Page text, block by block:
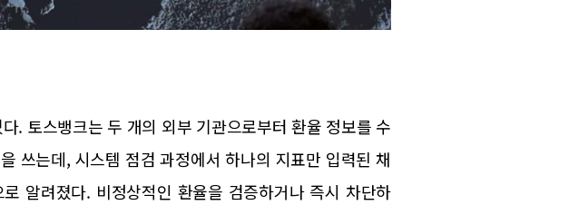
. 토스뱅크는 두 개의 외부 기관으로부터 환율 정보를 수
쓰는데, 시스템 점검 과정에서 하나의 지표만 입력된 채
알려졌다. 비정상적인 환율을 검증하거나 즉시 차단하